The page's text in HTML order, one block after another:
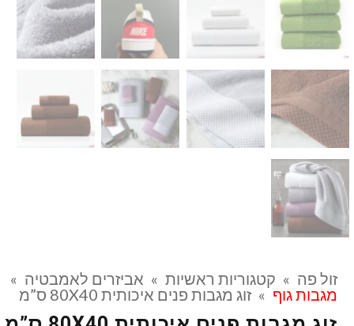
זול פה » קטגוריות ראשיות » אביזרים לאמבטיה »
מגבות גוף » זוג מגבות פנים איכותית 80X40 ס”מ